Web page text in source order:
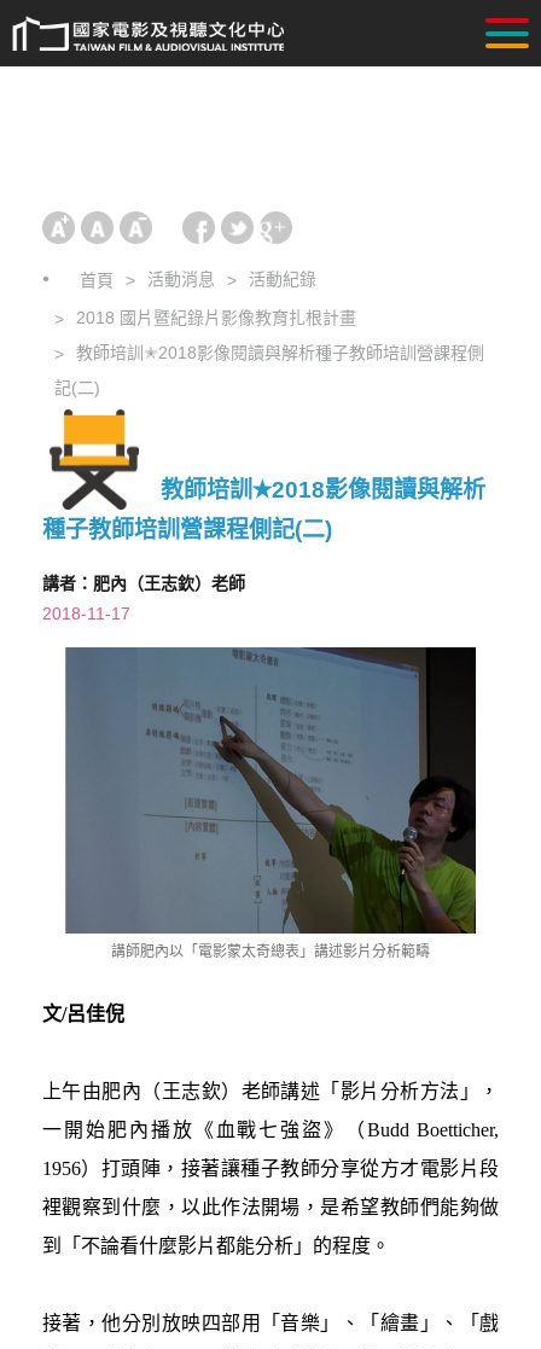
首頁 活動消息
活動紀錄
2018 國片暨紀錄片影像教育扎根計畫
教師培訓✭2018影像閱讀與解析種子教師培訓營課程側
記(二)
教師培訓✭2018影像閱讀與解析
種子教師培訓營課程側記(二)
講者：肥內（王志欽）老師
2018-11-17
講師肥內以「電影蒙太奇總表」講述影片分析範疇
文/呂佳倪
上午由肥內（王志欽）老師講述「影片分析方法」，
一開始肥內播放《血戰七強盜》（Budd Boetticher,
1956）打頭陣，接著讓種子教師分享從方才電影片段
裡觀察到什麼，以此作法開場，是希望教師們能夠做
到「不論看什麼影片都能分析」的程度。
接著，他分別放映四部用「音樂」、「繪畫」、「戲